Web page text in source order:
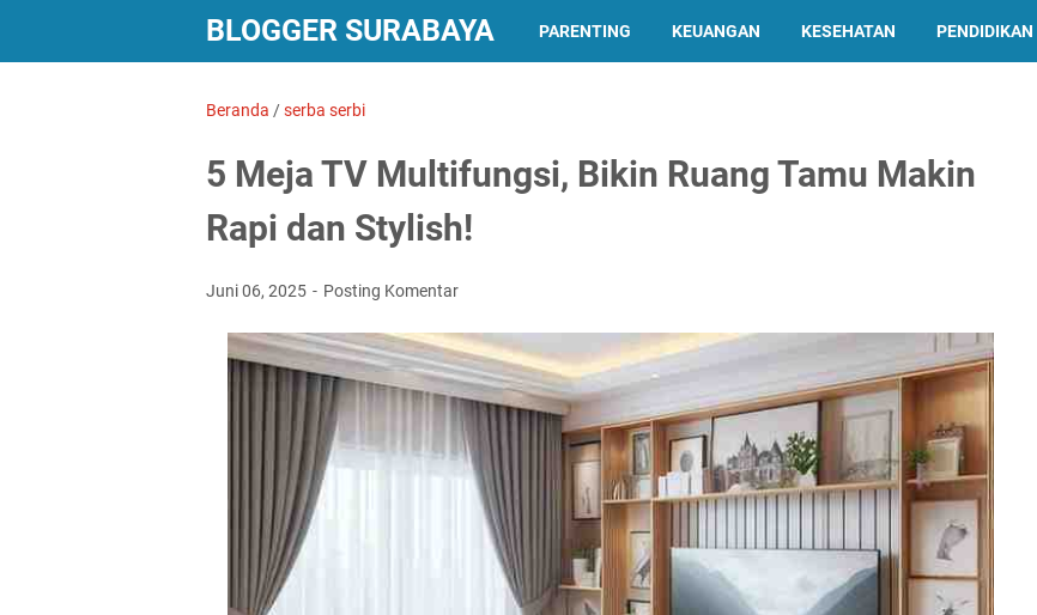
BLOGGER SURABAYA PARENTING KEUANGAN KESEHATAN PENDIDIKAN
Beranda /serba serbi
5 Meja TV Multifungsi, Bikin Ruang Tamu Makin
Rapi dan Stylish!
Juni 06, 2025 Posting Komentar